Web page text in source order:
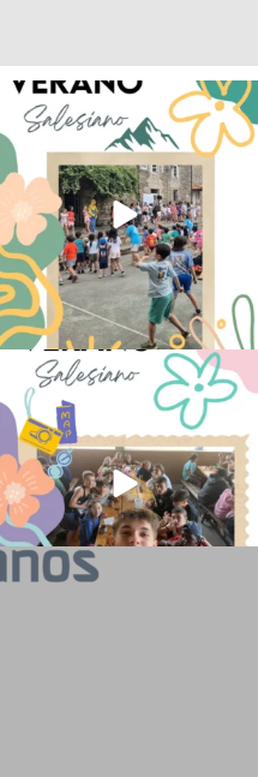
La diversión y la alegría también se han
sentido...
92 0
viviendo la alegría en el campamento
...
2